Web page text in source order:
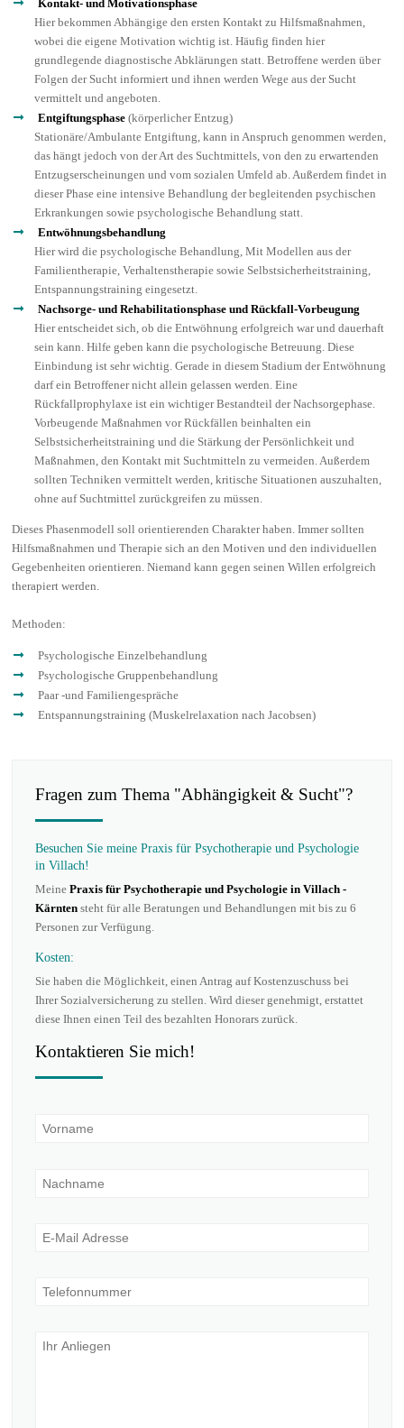
Kontakt- und Motivationsphase
Hier bekommen Abhängige den ersten Kontakt zu Hilfsmaßnahmen,
wobei die eigene Motivation wichtig ist. Häufig finden hier
grundlegende diagnostische Abklärungen statt. Betroffene werden über
Folgen der Sucht informiert und ihnen werden Wege aus der Sucht
vermittelt und angeboten.
Entgiftungsphase(körperlicher Entzug)
Stationäre/Ambulante Entgiftung, kann in Anspruch genommen werden,
das hängt jedoch von der Art des Suchtmittels, von den zu erwartenden
Entzugserscheinungen und vom sozialen Umfeld ab. Außerdem findet in
dieser Phase eine intensive Behandlung der begleitenden psychischen
Erkrankungen sowie psychologische Behandlung statt.
Entwöhnungsbehandlung
Hier wird die psychologische Behandlung, Mit Modellen aus der
Familientherapie, Verhaltenstherapie sowie Selbstsicherheitstraining,
Entspannungstraining eingesetzt.
Nachsorge- und Rehabilitationsphase und Rückfall-Vorbeugung
Hier entscheidet sich, ob die Entwöhnung erfolgreich war und dauerhaft
sein kann. Hilfe geben kann die psychologische Betreuung. Diese
Einbindung ist sehr wichtig. Gerade in diesem Stadium der Entwöhnung
darf ein Betroffener nicht allein gelassen werden. Eine
Rückfallprophylaxe ist ein wichtiger Bestandteil der Nachsorgephase.
Vorbeugende Maßnahmen vor Rückfällen beinhalten ein
Selbstsicherheitstraining und die Stärkung der Persönlichkeit und
Maßnahmen, den Kontakt mit Suchtmitteln zu vermeiden. Außerdem
sollten Techniken vermittelt werden, kritische Situationen auszuhalten,
ohne auf Suchtmittel zurückgreifen zu müssen.
Dieses Phasenmodell soll orientierenden Charakter haben. Immer sollten
Hilfsmaßnahmen und Therapie sich an den Motiven und den individuellen
Gegebenheiten orientieren. Niemand kann gegen seinen Willen erfolgreich
therapiert werden.
Methoden:
Psychologische Einzelbehandlung
Psychologische Gruppenbehandlung
Paar -und Familiengespräche
Entspannungstraining (Muskelrelaxation nach Jacobsen)
Fragen zum Thema "Abhängigkeit & Sucht"?
Besuchen Sie meine Praxis für Psychotherapie und Psychologie
in Villach!
MeinePraxis für Psychotherapie und Psychologie in Villach -
Kärnten steht für alle Beratungen und Behandlungen mit bis zu 6
Personen zur Verfügung.
Kosten:
Sie haben die Möglichkeit, einen Antrag auf Kostenzuschuss bei
Ihrer Sozialversicherung zu stellen. Wird dieser genehmigt, erstattet
diese Ihnen einen Teil des bezahlten Honorars zurück.
Kontaktieren Sie mich!